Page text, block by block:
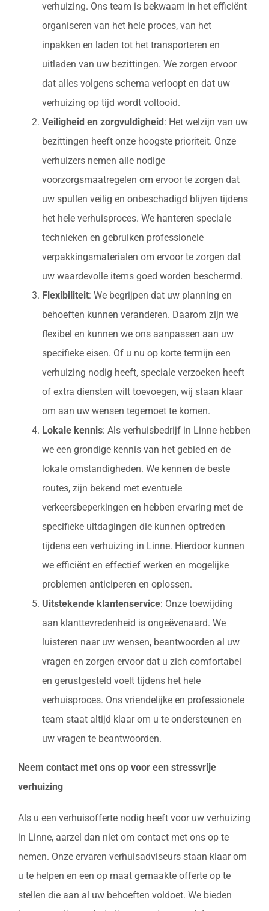
verhuizing. Ons team is bekwaam in het efficiënt
organiseren van het hele proces, van het
inpakken en laden tot het transporteren en
uitladen van uw bezittingen. We zorgen ervoor
dat alles volgens schema verloopt en dat uw
verhuizing op tijd wordt voltooid.
Veiligheid en zorgvuldigheid : Het welzijn van uw
bezittingen heeft onze hoogste prioriteit. Onze
verhuizers nemen alle nodige
voorzorgsmaatregelen om ervoor te zorgen dat
uw spullen veilig en onbeschadigd blijven tijdens
het hele verhuisproces. We hanteren speciale
technieken en gebruiken professionele
verpakkingsmaterialen om ervoor te zorgen dat
uw waardevolle items goed worden beschermd.
Flexibiliteit: We begrijpen dat uw planning en
behoeften kunnen veranderen. Daarom zijn we
flexibel en kunnen we ons aanpassen aan uw
specifieke eisen. Of u nu op korte termijn een
verhuizing nodig heeft, speciale verzoeken heeft
of extra diensten wilt toevoegen, wij staan klaar
om aan uw wensen tegemoet te komen.
Lokale kennis: Als verhuisbedrijf in Linne hebben
we een grondige kennis van het gebied en de
lokale omstandigheden. We kennen de beste
routes, zijn bekend met eventuele
verkeersbeperkingen en hebben ervaring met de
specifieke uitdagingen die kunnen optreden
tijdens een verhuizing in Linne. Hierdoor kunnen
we efficiënt en effectief werken en mogelijke
problemen anticiperen en oplossen.
Uitstekende klantenservice: Onze toewijding
aan klanttevredenheid is ongeëvenaard. We
luisteren naar uw wensen, beantwoorden al uw
vragen en zorgen ervoor dat u zich comfortabel
en gerustgesteld voelt tijdens het hele
verhuisproces. Ons vriendelijke en professionele
team staat altijd klaar om u te ondersteunen en
uw vragen te beantwoorden.
Neem contact met ons op voor een stressvrije
verhuizing
Als u een verhuisofferte nodig heeft voor uw verhuizing
in Linne, aarzel dan niet om contact met ons op te
nemen. Onze ervaren verhuisadviseurs staan klaar om
u te helpen en een op maat gemaakte offerte op te
stellen die aan al uw behoeften voldoet. We bieden